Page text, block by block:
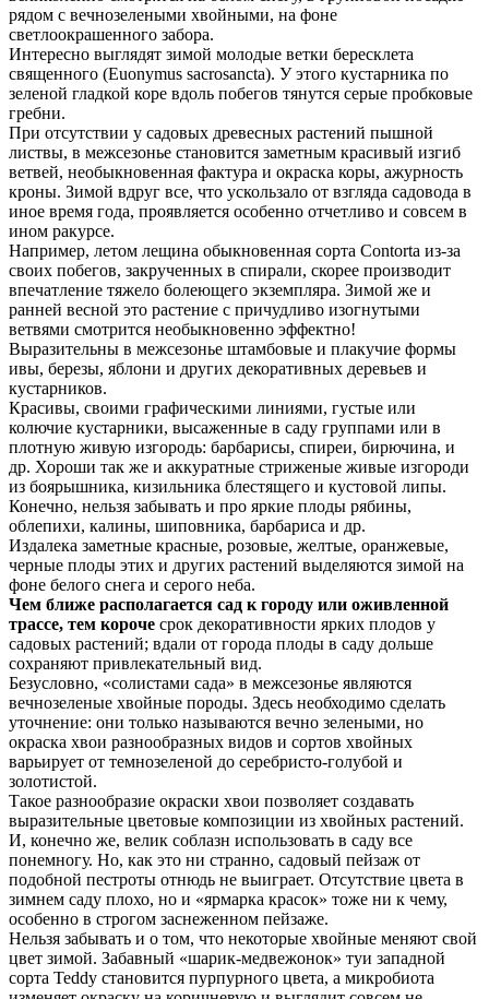
рядом с вечнозелеными хвойными, на фоне
светлоокрашенного забора.
Интересно выглядят зимой молодые ветки бересклета
священного (Euonymus sacrosancta). У этого кустарника по
зеленой гладкой коре вдоль побегов тянутся серые пробковые
гребни.
При отсутствии у садовых древесных растений пышной
листвы, в межсезонье становится заметным красивый изгиб
ветвей, необыкновенная фактура и окраска коры, ажурность
кроны. Зимой вдруг все, что ускользало от взгляда садовода в
иное время года, проявляется особенно отчетливо и совсем в
ином ракурсе.
Например, летом лещина обыкновенная сорта Contorta из-за
своих побегов, закрученных в спирали, скорее производит
впечатление тяжело болеющего экземпляра. Зимой же и
ранней весной это растение с причудливо изогнутыми
ветвями смотрится необыкновенно эффектно!
Выразительны в межсезонье штамбовые и плакучие формы
ивы, березы, яблони и других декоративных деревьев и
кустарников.
Красивы, своими графическими линиями, густые или
колючие кустарники, высаженные в саду группами или в
плотную живую изгородь: барбарисы, спиреи, бирючина, и
др. Хороши так же и аккуратные стриженые живые изгороди
из боярышника, кизильника блестящего и кустовой липы.
Конечно, нельзя забывать и про яркие плоды рябины,
облепихи, калины, шиповника, барбариса и др.
Издалека заметные красные, розовые, желтые, оранжевые,
черные плоды этих и других растений выделяются зимой на
фоне белого снега и серого неба.
Чем ближе располагается сад к городу или оживленной
трассе, тем короче срок декоративности ярких плодов у
садовых растений; вдали от города плоды в саду дольше
сохраняют привлекательный вид.
Безусловно, «солистами сада» в межсезонье являются
вечнозеленые хвойные породы. Здесь необходимо сделать
уточнение: они только называются вечно зелеными, но
окраска хвои разнообразных видов и сортов хвойных
варьирует от темно­зеленой до серебристо-голубой и
золотистой.
Такое разнообразие окраски хвои позволяет создавать
выразительные цветовые композиции из хвойных растений.
И, конечно же, велик соблазн использовать в саду все
понемногу. Но, как это ни странно, садовый пейзаж от
подобной пестроты отнюдь не выиграет. Отсутствие цвета в
зимнем саду плохо, но и «ярмарка красок» тоже ни к чему,
особенно в строгом заснеженном пейзаже.
Нельзя забывать и о том, что некоторые хвойные меняют свой
цвет зимой. Забавный «шарик-­медвежонок» туи западной
сорта Teddy становится пурпурного цвета, а микробиота